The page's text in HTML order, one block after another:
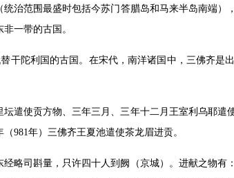
治范围最盛时包括今苏门答腊岛和马来半岛南端）
一带的古国。
干陀利国的古国。在宋代，南洋诸国中，三佛齐是
遣使贡方物、三年三月、三年十二月王室利乌耶遣
981年）三佛齐王夏池遣使茶龙眉进贡。
略司斟量，只许四十人到阙（京城）。进献之物有